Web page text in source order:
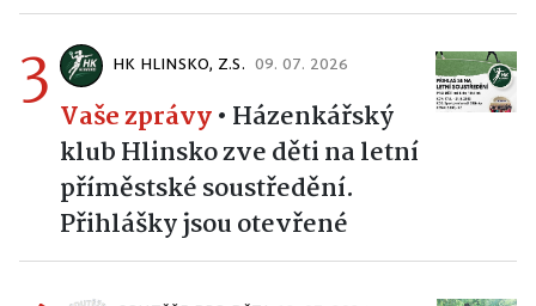
3 HK HLINSKO, Z.S. 09. 07. 2026
Vaše zprávy• Házenkářský
klub Hlinsko zve děti na letní
příměstské soustředění.
Přihlášky jsou otevřené